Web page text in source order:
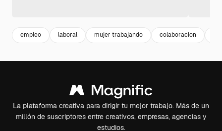
empleo laboral mujer trabajando colaboracion
La plataforma creativa para dirigir tu mejor trabajo. Más de un
millón de suscriptores entre creativos, empresas, agencias y
estudios.